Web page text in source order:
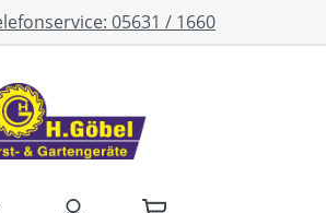
05631 / 1660